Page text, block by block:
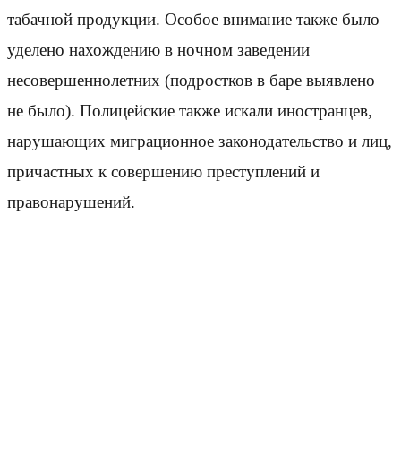
табачной продукции. Особое внимание также было
уделено нахождению в ночном заведении
несовершеннолетних (подростков в баре выявлено
не было). Полицейские также искали иностранцев,
нарушающих миграционное законодательство и лиц,
причастных к совершению преступлений и
правонарушений.